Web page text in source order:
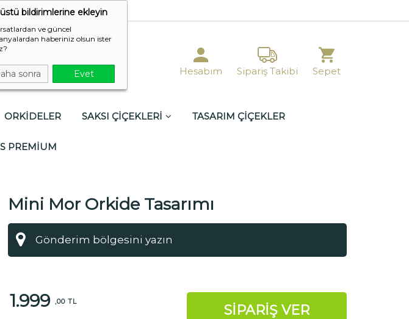
bildirimlerine ekleyin
ve güncel
haberiniz olsun ister
sonra Evet Hesabım Sipariş Takibi Sepet
ORKİDELER SAKSI ÇİÇEKLERİ TASARIM ÇİÇEKLER
PREMİUM
Mini Mor Orkide Tasarımı
1.999 ,00 TL
SİPARİŞ VER